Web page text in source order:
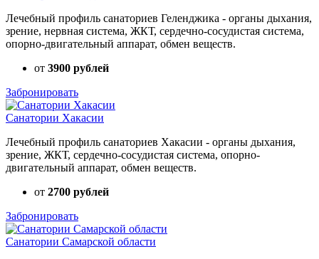
Лечебный профиль санаториев Геленджика - органы дыхания,
зрение, нервная система, ЖКТ, сердечно-сосудистая система,
опорно-двигательный аппарат, обмен веществ.
от 3900 рублей
Забронировать
Санатории Хакасии
Лечебный профиль санаториев Хакасии - органы дыхания,
зрение, ЖКТ, сердечно-сосудистая система, опорно-
двигательный аппарат, обмен веществ.
от 2700 рублей
Забронировать
Санатории Самарской области